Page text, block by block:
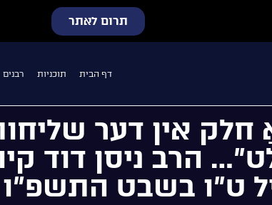
תרום לאתר
דף הבית תוכניות רבנים
אין דער שליחות
הרב ניסן דוד
ט”ו בשבט התשפ”ו